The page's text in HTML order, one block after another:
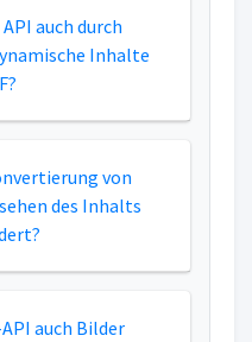
Inhalte
des Inhalts